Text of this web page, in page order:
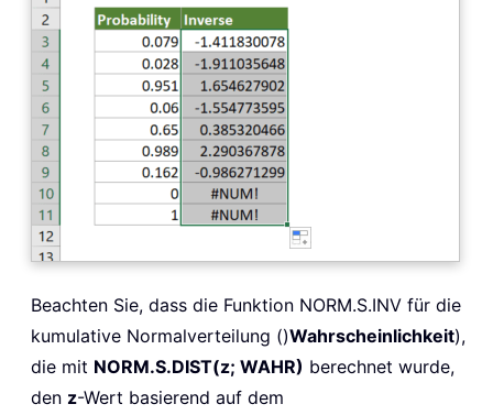
Beachten Sie, dass die Funktion NORM.S.INV für die
kumulative Normalverteilung ()Wahrscheinlichkeit),
die mit NORM.S.DIST(z; WAHR) berechnet wurde,
den z-Wert basierend auf dem